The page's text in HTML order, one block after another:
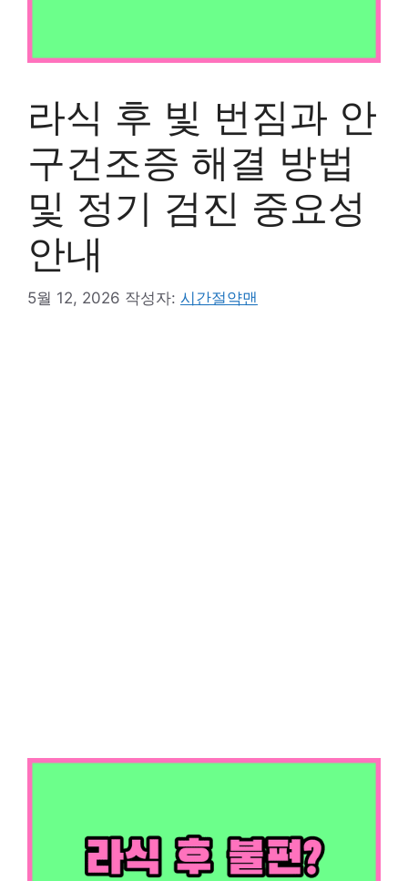
라식 후 빛 번짐과 안
구건조증 해결 방법
및 정기 검진 중요성
안내
5월 12, 2026 작성자: 시간절약맨